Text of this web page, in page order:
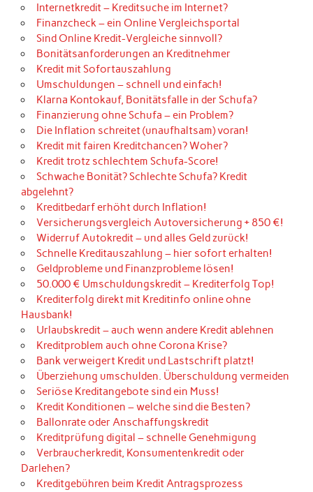
Internetkredit – Kreditsuche im Internet?
Finanzcheck – ein Online Vergleichsportal
Sind Online Kredit-Vergleiche sinnvoll?
Bonitätsanforderungen an Kreditnehmer
Kredit mit Sofortauszahlung
Umschuldungen – schnell und einfach!
Klarna Kontokauf, Bonitätsfalle in der Schufa?
Finanzierung ohne Schufa – ein Problem?
Die Inflation schreitet (unaufhaltsam) voran!
Kredit mit fairen Kreditchancen? Woher?
Kredit trotz schlechtem Schufa-Score!
Schwache Bonität? Schlechte Schufa? Kredit
abgelehnt?
Kreditbedarf erhöht durch Inflation!
Versicherungsvergleich Autoversicherung + 850 €!
Widerruf Autokredit – und alles Geld zurück!
Schnelle Kreditauszahlung – hier sofort erhalten!
Geldprobleme und Finanzprobleme lösen!
50.000 € Umschuldungskredit – Krediterfolg Top!
Krediterfolg direkt mit Kreditinfo online ohne
Hausbank!
Urlaubskredit – auch wenn andere Kredit ablehnen
Kreditproblem auch ohne Corona Krise?
Bank verweigert Kredit und Lastschrift platzt!
Überziehung umschulden. Überschuldung vermeiden
Seriöse Kreditangebote sind ein Muss!
Kredit Konditionen – welche sind die Besten?
Ballonrate oder Anschaffungskredit
Kreditprüfung digital – schnelle Genehmigung
Verbraucherkredit, Konsumentenkredit oder
Darlehen?
Kreditgebühren beim Kredit Antragsprozess